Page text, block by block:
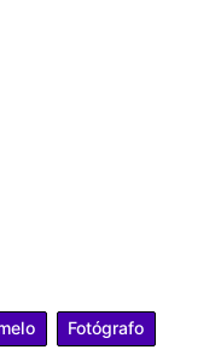
Fotógrafo